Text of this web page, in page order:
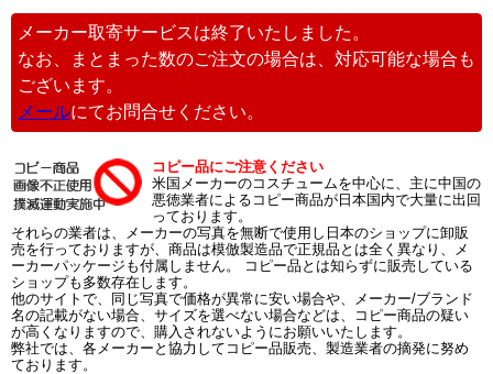
メーカー取寄サービスは終了いたしました。
なお、まとまった数のご注文の場合は、対応可能な場合も
ございます。
メールにてお問合せください。
コピー品にご注意ください
米国メーカーのコスチュームを中心に、主に中国の
悪徳業者によるコピー商品が日本国内で大量に出回
っております。
それらの業者は、メーカーの写真を無断で使用し日本のショップに卸販
売を行っておりますが、商品は模倣製造品で正規品とは全く異なり、メ
ーカーパッケージも付属しません。 コピー品とは知らずに販売している
ショップも多数存在します。
他のサイトで、同じ写真で価格が異常に安い場合や、メーカー/ブランド
名の記載がない場合、サイズを選べない場合などは、コピー商品の疑い
が高くなりますので、購入されないようにお願いいたします。
弊社では、各メーカーと協力してコピー品販売、製造業者の摘発に努め
ております。